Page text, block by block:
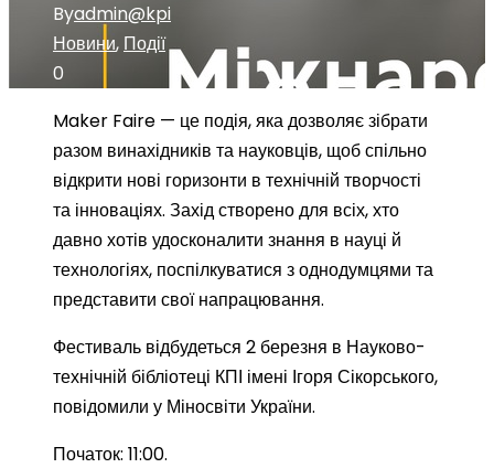
Byadmin@kpi
Новини, Події
0
Maker Faire — це подія, яка дозволяє зібрати
разом винахідників та науковців, щоб спільно
відкрити нові горизонти в технічній творчості
та інноваціях. Захід створено для всіх, хто
давно хотів удосконалити знання в науці й
технологіях, поспілкуватися з однодумцями та
представити свої напрацювання.
Фестиваль відбудеться 2 березня в Науково-
технічній бібліотеці КПІ імені Ігоря Сікорського,
повідомили у Міносвіти України.
Початок: 11:00.